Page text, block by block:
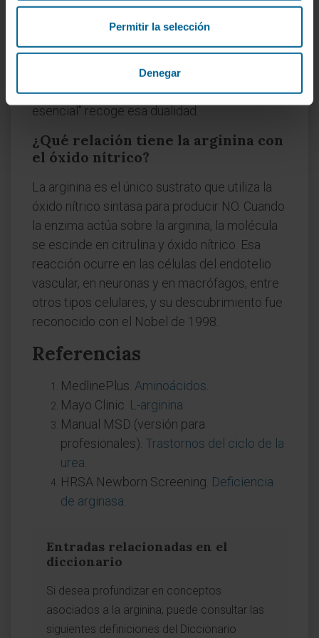
Permitir la selección
Denegar
todo prematuros) y en estados de
catabolismo intenso, la síntesis endógena se
queda corta y el aminoácido se comporta
como esencial. La etiqueta "condicionalmente
esencial" recoge esa dualidad.
¿Qué relación tiene la arginina con
el óxido nítrico?
La arginina es el único sustrato que utiliza la
óxido nítrico sintasa para producir NO. Cuando
la enzima actúa sobre la arginina, la molécula
se escinde en citrulina y óxido nítrico. Esa
reacción ocurre en las células del endotelio
vascular, en neuronas y en macrófagos, entre
otros tipos celulares, y su descubrimiento fue
reconocido con el Nobel de 1998.
Referencias
MedlinePlus. Aminoácidos
Mayo Clinic. L-arginina
Manual MSD (versión para
profesionales). Trastornos del ciclo de la
urea
HRSA Newborn Screening. Deficiencia
de arginasa
Entradas relacionadas en el
diccionario
Si desea profundizar en conceptos
asociados a la arginina, puede consultar las
siguientes definiciones del Diccionario